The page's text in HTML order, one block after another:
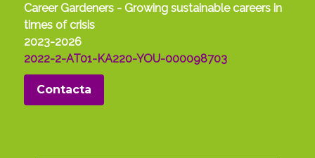
Career Gardeners - Growing sustainable careers in
times of crisis
2023-2026
2022-2-AT01-KA220-YOU-000098703
Contacta